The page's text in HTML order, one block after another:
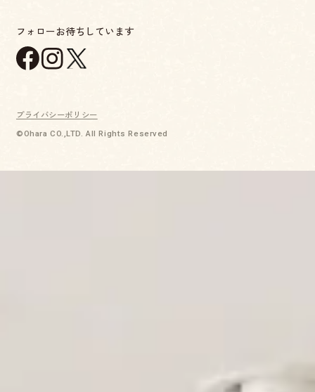
フォローお待ちしています
プライバシーポリシー
©Ohara CO.,LTD. All Rights Reserved